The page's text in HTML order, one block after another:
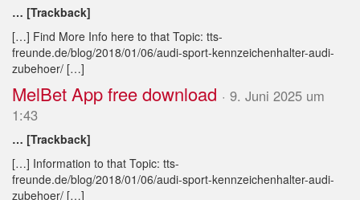
… [Trackback]
[…] Find More Info here to that Topic: tts-
freunde.de/blog/2018/01/06/audi-sport-kennzeichenhalter-audi-
zubehoer/ […]
MelBet App free download · 9. Juni 2025 um
1:43
… [Trackback]
[…] Information to that Topic: tts-
freunde.de/blog/2018/01/06/audi-sport-kennzeichenhalter-audi-
zubehoer/ […]